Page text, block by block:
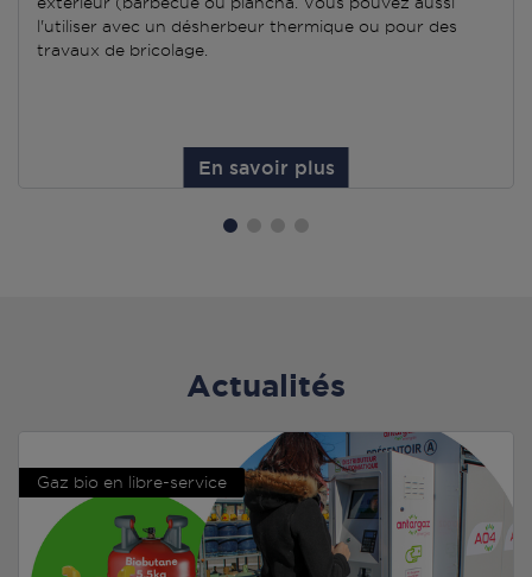
l'utiliser avec un désherbeur thermique ou pour des
travaux de bricolage.
En savoir plus
Actualités
Gaz bio en libre-service